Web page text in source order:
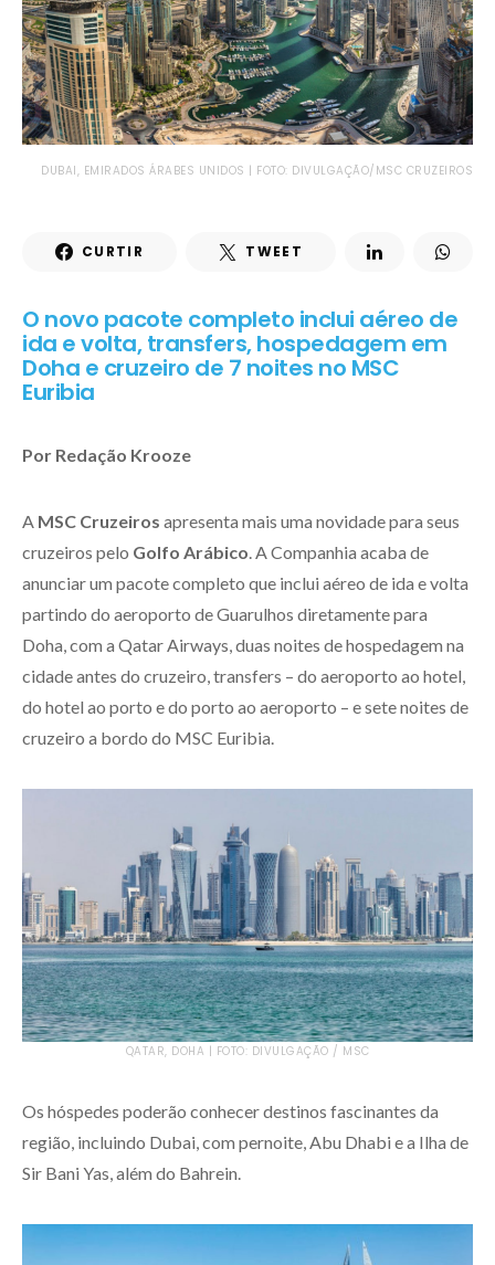
DUBAI, EMIRADOS ÁRABES UNIDOS | FOTO: DIVULGAÇÃO/MSC CRUZEIROS
CURTIR TWEET
O novo pacote completo inclui aéreo de
ida e volta, transfers, hospedagem em
Doha e cruzeiro de 7 noites no MSC
Euribia
Por Redação Krooze
A MSC Cruzeiros apresenta mais uma novidade para seus
cruzeiros pelo Golfo Arábico . A Companhia acaba de
anunciar um pacote completo que inclui aéreo de ida e volta
partindo do aeroporto de Guarulhos diretamente para
Doha, com a Qatar Airways, duas noites de hospedagem na
cidade antes do cruzeiro, transfers – do aeroporto ao hotel,
do hotel ao porto e do porto ao aeroporto – e sete noites de
cruzeiro a bordo do MSC Euribia.
QATAR, DOHA | FOTO: DIVULGAÇÃO / MSC
Os hóspedes poderão conhecer destinos fascinantes da
região, incluindo Dubai, com pernoite, Abu Dhabi e a Ilha de
Sir Bani Yas, além do Bahrein.